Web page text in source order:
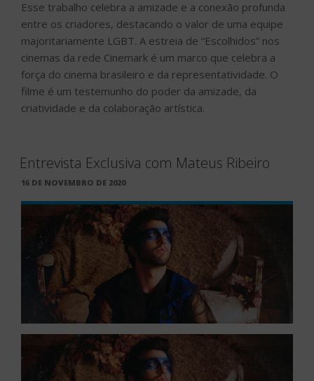
Esse trabalho celebra a amizade e a conexão profunda
entre os criadores, destacando o valor de uma equipe
majoritariamente LGBT. A estreia de “Escolhidos” nos
cinemas da rede Cinemark é um marco que celebra a
força do cinema brasileiro e da representatividade. O
filme é um testemunho do poder da amizade, da
criatividade e da colaboração artística.
Entrevista Exclusiva com Mateus Ribeiro
PUBLICADO
16 DE NOVEMBRO DE 2020